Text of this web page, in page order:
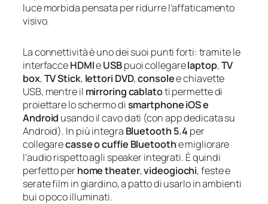
luce morbida pensata per ridurre l’affaticamento
visivo.
La connettività è uno dei suoi punti forti: tramite le
interfacceHDMIeUSBpuoi collegarelaptop,TV
box,TV Stick, lettori DVD,consolee chiavette
USB, mentre il mirroring cablatoti permette di
proiettare lo schermo dismartphone iOS e
Android usando il cavo dati (con app dedicata su
Android). In più integra Bluetooth 5.4 per
collegarecasse o cuffie Bluetoothe migliorare
l’audio rispetto agli speaker integrati. È quindi
perfetto perhome theater,videogiochi, feste e
serate film in giardino, a patto di usarlo in ambienti
bui o poco illuminati.